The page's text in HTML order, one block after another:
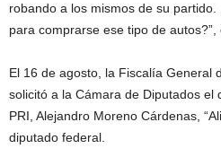
robando a los mismos de su
para comprarse ese tipo de autos?”,
El 16 de agosto, la Fiscalía General
solicitó a la Cámara de Diputados el
PRI, Alejandro Moreno Cárdenas,
diputado federal.